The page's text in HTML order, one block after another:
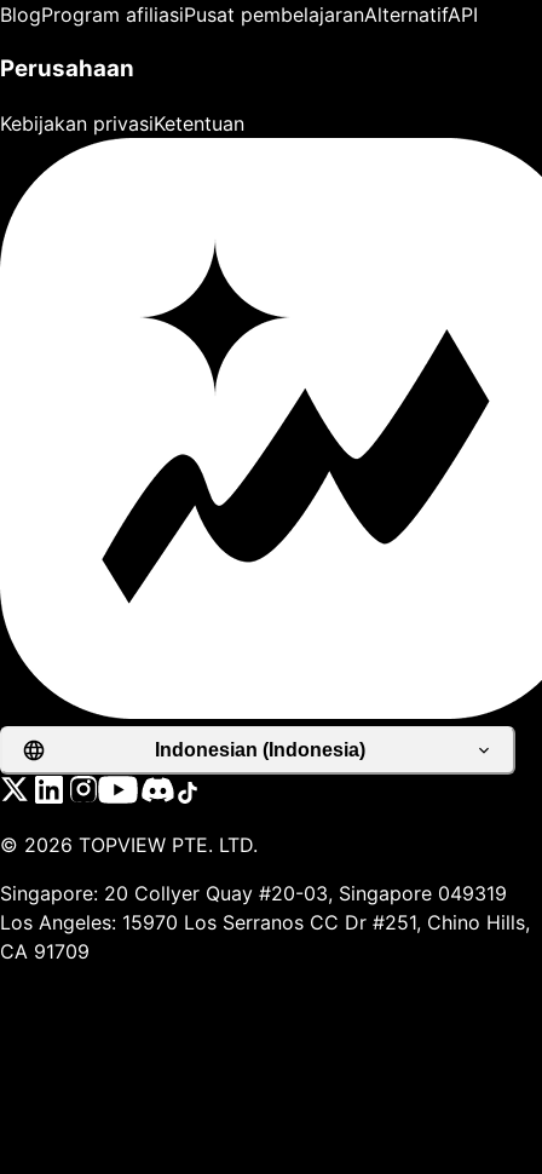
BlogProgram afiliasiPusat pembelajaranAlternatifAPI
Perusahaan
Kebijakan privasiKetentuan
Indonesian (Indonesia)
© 2026 TOPVIEW PTE. LTD.
Singapore: 20 Collyer Quay #20-03, Singapore 049319
Los Angeles: 15970 Los Serranos CC Dr #251, Chino Hills,
CA 91709